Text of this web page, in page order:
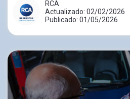
RCA
Actualizado: 02/02/2026
Publicado: 01/05/2026